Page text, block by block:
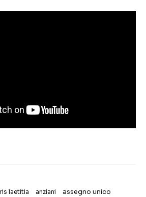
laetitia anziani assegno unico